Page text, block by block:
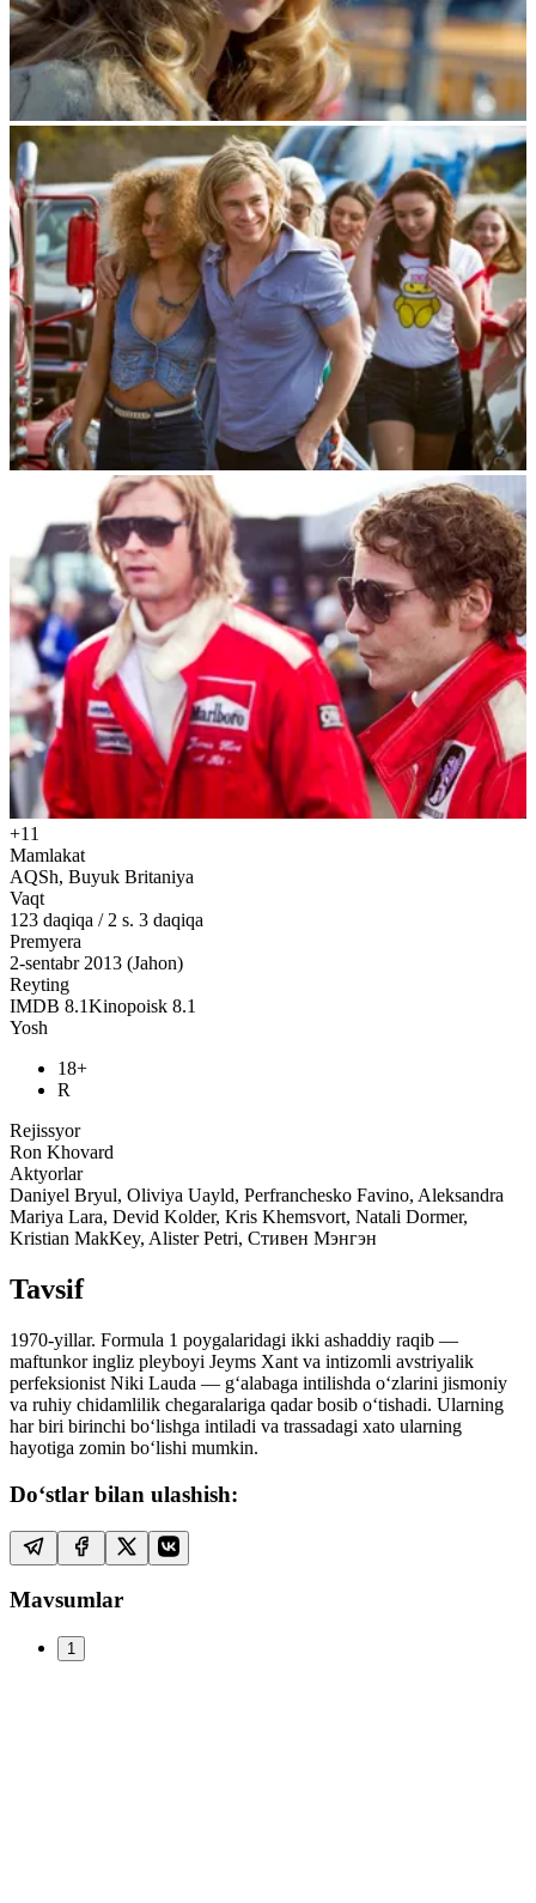
+11
Mamlakat
AQSh, Buyuk Britaniya
Vaqt
123 daqiqa /2 s. 3 daqiqa
Premyera
2-sentabr 2013 (Jahon)
Reyting
IMDB 8.1Kinopoisk 8.1
Yosh
18+
R
Rejissyor
Ron Khovard
Aktyorlar
Daniyel Bryul, Oliviya Uayld, Perfranchesko Favino, Aleksandra
Mariya Lara, Devid Kolder, Kris Khemsvort, Natali Dormer,
Kristian MakKey, Alister Petri, Стивен Мэнгэн
Tavsif
1970-yillar. Formula 1 poygalaridagi ikki ashaddiy raqib —
maftunkor ingliz pleyboyi Jeyms Xant va intizomli avstriyalik
perfeksionist Niki Lauda — gʻalabaga intilishda oʻzlarini jismoniy
va ruhiy chidamlilik chegaralariga qadar bosib oʻtishadi. Ularning
har biri birinchi boʻlishga intiladi va trassadagi xato ularning
hayotiga zomin boʻlishi mumkin.
Do‘stlar bilan ulashish:
Mavsumlar
1